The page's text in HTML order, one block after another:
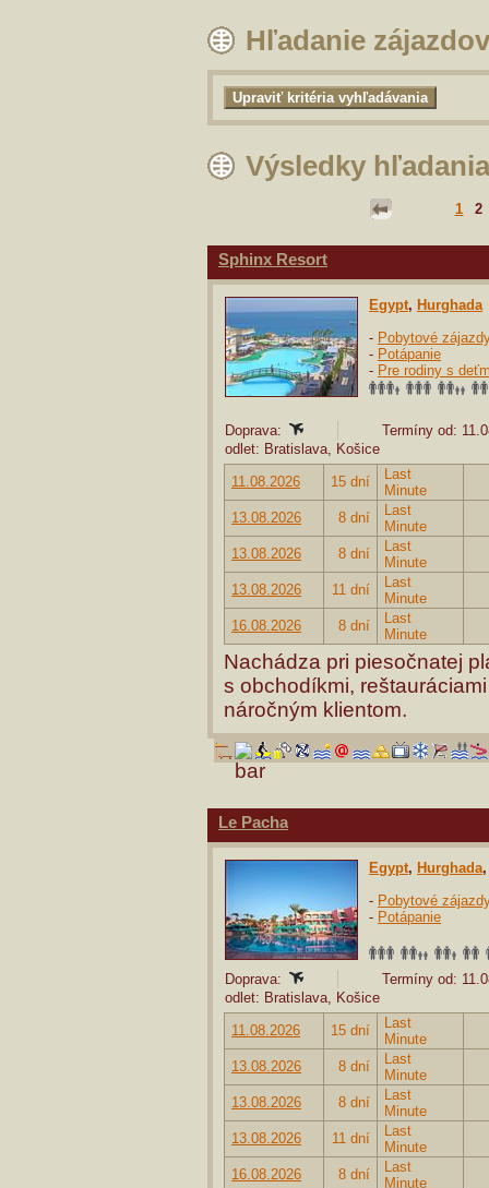
Hľadanie zájazdov
Výsledky hľadania
1 2
Sphinx Resort
Egypt, Hurghada
- Pobytové
- Potápanie
- Pre rodiny s
Doprava:
Termíny od:
odlet: Bratislava, Košice
11.08.2026
15 dní
Last
Minute
13.08.2026
8 dní
Last
Minute
13.08.2026
8 dní
Last
Minute
13.08.2026
11 dní
Last
Minute
16.08.2026
8 dní
Last
Minute
Nachádza pri piesočnatej
s obchodíkmi,
náročným klientom.
Le Pacha
Egypt, Hurghada
- Pobytové
- Potápanie
Doprava:
Termíny od:
odlet: Bratislava, Košice
11.08.2026
15 dní
Last
Minute
13.08.2026
8 dní
Last
Minute
13.08.2026
8 dní
Last
Minute
13.08.2026
11 dní
Last
Minute
16.08.2026
8 dní
Last
Minute